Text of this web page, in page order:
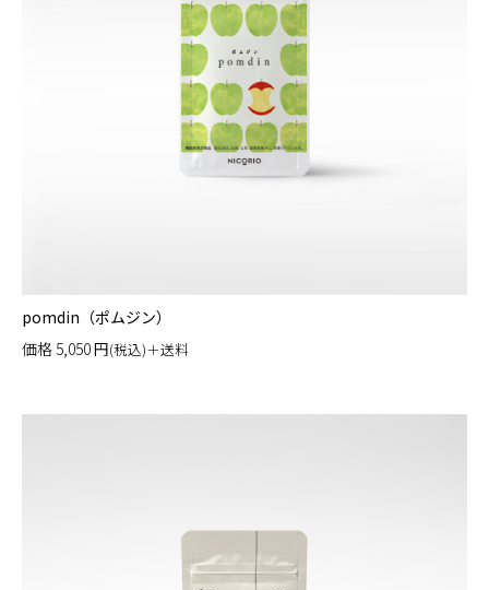
pomdin（ポムジン）
価格5,050円(税込)＋送料